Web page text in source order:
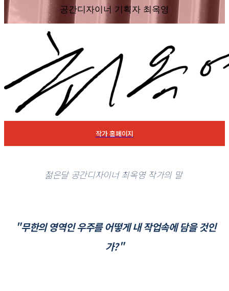
공간디자이너 기획자 최옥영
작가 홈페이지
젊은달 공간디자이너 최옥영 작가의 말
"무한의 영역인 우주를 어떻게 내 작업속에 담을 것인
가?"